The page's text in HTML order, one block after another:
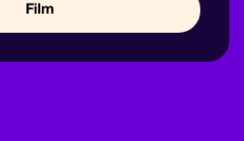
Film